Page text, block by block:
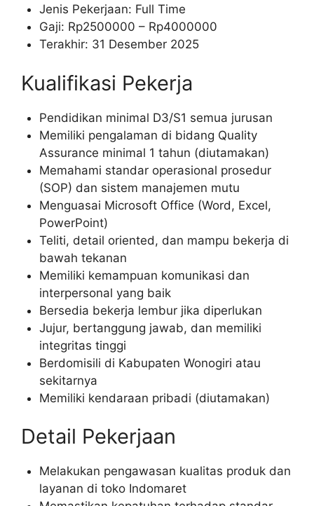
Jenis Pekerjaan: Full Time
Gaji: Rp2500000 – Rp4000000
Terakhir: 31 Desember 2025
Kualifikasi Pekerja
Pendidikan minimal D3/S1 semua jurusan
Memiliki pengalaman di bidang Quality
Assurance minimal 1 tahun (diutamakan)
Memahami standar operasional prosedur
(SOP) dan sistem manajemen mutu
Menguasai Microsoft Office (Word, Excel,
PowerPoint)
Teliti, detail oriented, dan mampu bekerja di
bawah tekanan
Memiliki kemampuan komunikasi dan
interpersonal yang baik
Bersedia bekerja lembur jika diperlukan
Jujur, bertanggung jawab, dan memiliki
integritas tinggi
Berdomisili di Kabupaten Wonogiri atau
sekitarnya
Memiliki kendaraan pribadi (diutamakan)
Detail Pekerjaan
Melakukan pengawasan kualitas produk dan
layanan di toko Indomaret